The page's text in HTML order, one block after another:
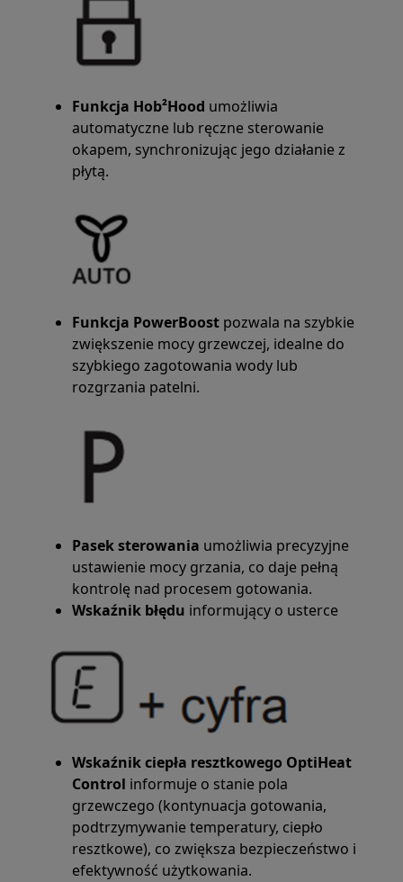
Funkcja Hob²Hood umożliwia
automatyczne lub ręczne sterowanie
okapem, synchronizując jego działanie z
płytą.
Funkcja PowerBoost pozwala na szybkie
zwiększenie mocy grzewczej, idealne do
szybkiego zagotowania wody lub
rozgrzania patelni.
Pasek sterowania umożliwia precyzyjne
ustawienie mocy grzania, co daje pełną
kontrolę nad procesem gotowania.
Wskaźnik błędu informujący o usterce
Wskaźnik ciepła resztkowego OptiHeat
Control informuje o stanie pola
grzewczego (kontynuacja gotowania,
podtrzymywanie temperatury, ciepło
resztkowe), co zwiększa bezpieczeństwo i
efektywność użytkowania.